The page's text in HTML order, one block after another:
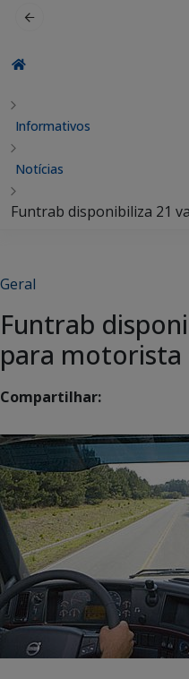
Informativos
Notícias
Funtrab disponibiliza 21
Geral
Funtrab
para
Compartilhar: